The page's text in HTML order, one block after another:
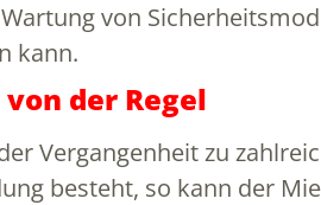
von
kann.
der Regel
Vergangenheit zu
besteht, so kann der